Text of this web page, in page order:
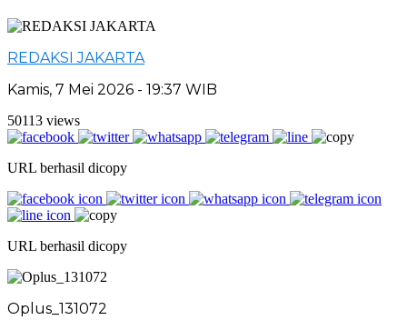
REDAKSI JAKARTA
Kamis, 7 Mei 2026 - 19:37 WIB
50113 views
URL berhasil dicopy
URL berhasil dicopy
Oplus_131072